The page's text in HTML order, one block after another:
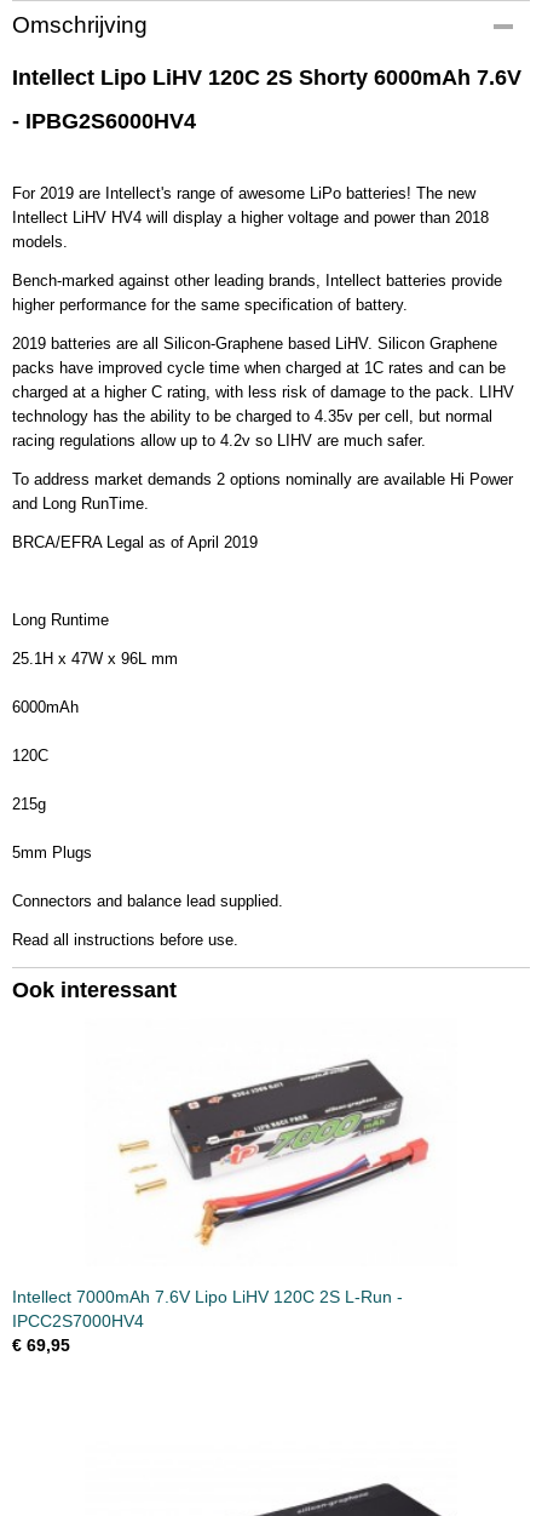
Productcode
IPBG2S6000HV4
EAN code
IPBG2S6000HV4
Productcode leverancier
0,50 Kg
Omschrijving
Intellect Lipo LiHV 120C 2S Shorty 6000mAh 7.6V
- IPBG2S6000HV4
For 2019 are Intellect's range of awesome LiPo batteries! The new
Intellect LiHV HV4 will display a higher voltage and power than 2018
models.
Bench-marked against other leading brands, Intellect batteries provide
higher performance for the same specification of battery.
2019 batteries are all Silicon-Graphene based LiHV. Silicon Graphene
packs have improved cycle time when charged at 1C rates and can be
charged at a higher C rating, with less risk of damage to the pack. LIHV
technology has the ability to be charged to 4.35v per cell, but normal
racing regulations allow up to 4.2v so LIHV are much safer.
To address market demands 2 options nominally are available Hi Power
and Long RunTime.
BRCA/EFRA Legal as of April 2019
Long Runtime
25.1H x 47W x 96L mm
6000mAh
120C
215g
5mm Plugs
Connectors and balance lead supplied.
Read all instructions before use.
Ook interessant
Intellect 7000mAh 7.6V Lipo LiHV 120C 2S L-Run -
IPCC2S7000HV4
€ 69,95